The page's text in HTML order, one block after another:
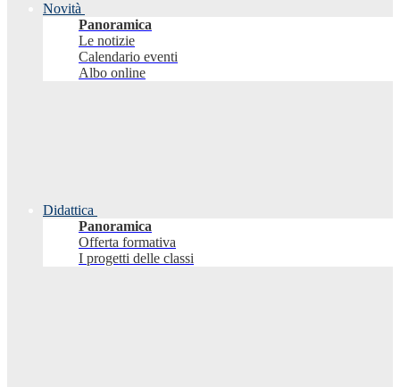
Novità
Panoramica
Le notizie
Calendario eventi
Albo online
Didattica
Panoramica
Offerta formativa
I progetti delle classi